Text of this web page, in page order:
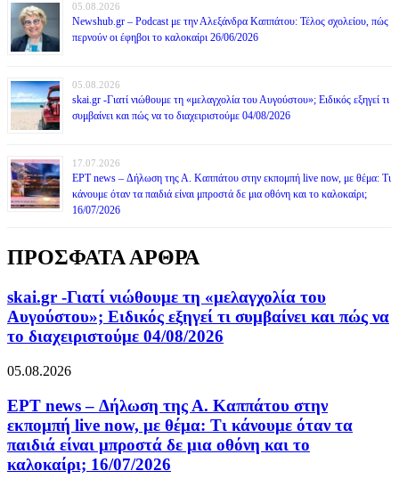
05.08.2026
Newshub.gr – Podcast με την Αλεξάνδρα Καππάτου: Τέλος σχολείου, πώς
περνούν οι έφηβοι το καλοκαίρι 26/06/2026
05.08.2026
skai.gr -Γιατί νιώθουμε τη «μελαγχολία του Αυγούστου»; Ειδικός εξηγεί τι
συμβαίνει και πώς να το διαχειριστούμε 04/08/2026
17.07.2026
ΕΡΤ news – Δήλωση της Α. Καππάτου στην εκπομπή live now, με θέμα: Τι
κάνουμε όταν τα παιδιά είναι μπροστά δε μια οθόνη και το καλοκαίρι;
16/07/2026
ΠΡΟΣΦΑΤΑ ΑΡΘΡΑ
skai.gr -Γιατί νιώθουμε τη «μελαγχολία του
Αυγούστου»; Ειδικός εξηγεί τι συμβαίνει και πώς να
το διαχειριστούμε 04/08/2026
05.08.2026
ΕΡΤ news – Δήλωση της Α. Καππάτου στην
εκπομπή live now, με θέμα: Τι κάνουμε όταν τα
παιδιά είναι μπροστά δε μια οθόνη και το
καλοκαίρι; 16/07/2026